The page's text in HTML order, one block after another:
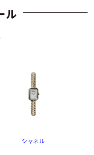
ル
シャネル